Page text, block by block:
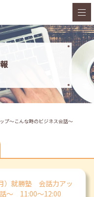
プ～こんな時のビジネス会話～
）就勝塾 会話力アッ
～ 11:00～12:00